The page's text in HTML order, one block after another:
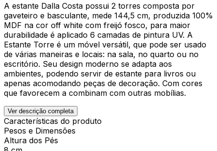
A estante Dalla Costa possui 2 torres composta por
gaveteiro e basculante, mede 144,5 cm, produzida 100%
MDF na cor off white com freijó fosco, para maior
durabilidade é aplicado 6 camadas de pintura UV. A
Estante Torre é um móvel versátil, que pode ser usado
de várias maneiras e locais: na sala, no quarto ou no
escritório. Seu design moderno se adapta aos
ambientes, podendo servir de estante para livros ou
apenas acomodando peças de decoração. Com cores
que favorecem a combinam com outras mobílias.
Ver descrição completa
Características do produto
Pesos e Dimensões
Altura dos Pés